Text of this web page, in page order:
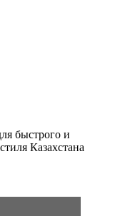
быстрого и
Казахстана